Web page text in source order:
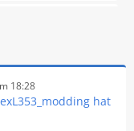
21
18:28
hat